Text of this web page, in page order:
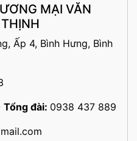
MẠI VĂN
Ấp 4, Bình Hưng, Bình
Tổng đài: 0938 437 889